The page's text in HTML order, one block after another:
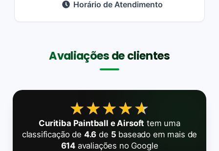
Horário de Atendimento
Avaliações de clientes
★★★★★
★★★★★
Curitiba Paintball e Airsoft tem uma
classificação de 4.6 de 5 baseado em mais de
614 avaliações no Google